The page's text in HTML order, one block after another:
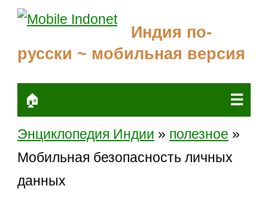
Индия по-
русски ~ мобильная версия
🏠 ☰
Энциклопедия Индии » полезное »
Мобильная безопасность личных
данных